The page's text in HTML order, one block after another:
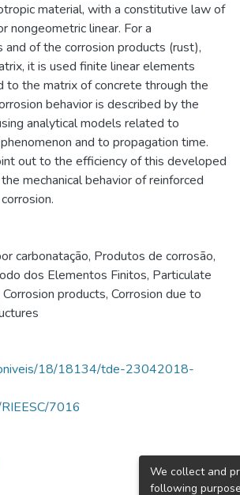
material, with a constitutive law of
nongeometric linear. For a
of the corrosion products (rust),
it is used finite linear elements
to the matrix of concrete through the
behavior is described by the
analytical models related to
and to propagation time.
out to the efficiency of this developed
mechanical behavior of reinforced
carbonatação, Produtos de corrosão,
dos Elementos Finitos, Particulate
Corrosion products, Corrosion due to
18/18134/tde-23042018-
7016
We collect and
following